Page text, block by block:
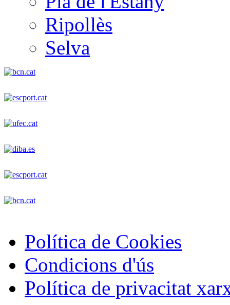
Ripollès
Selva
Política de Cookies
Condicions d'ús
Política de privacitat